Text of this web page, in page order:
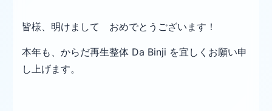
皆様、明けまして おめでとうございます！
本年も、からだ再生整体 Da Binji を宜しくお願い申
し上げます。